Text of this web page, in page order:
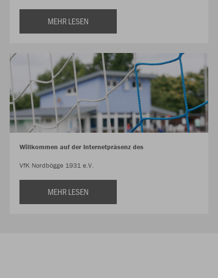
MEHR LESEN
Willkommen auf der Internetpräsenz des
VfK Nordbögge 1931 e.V.
MEHR LESEN